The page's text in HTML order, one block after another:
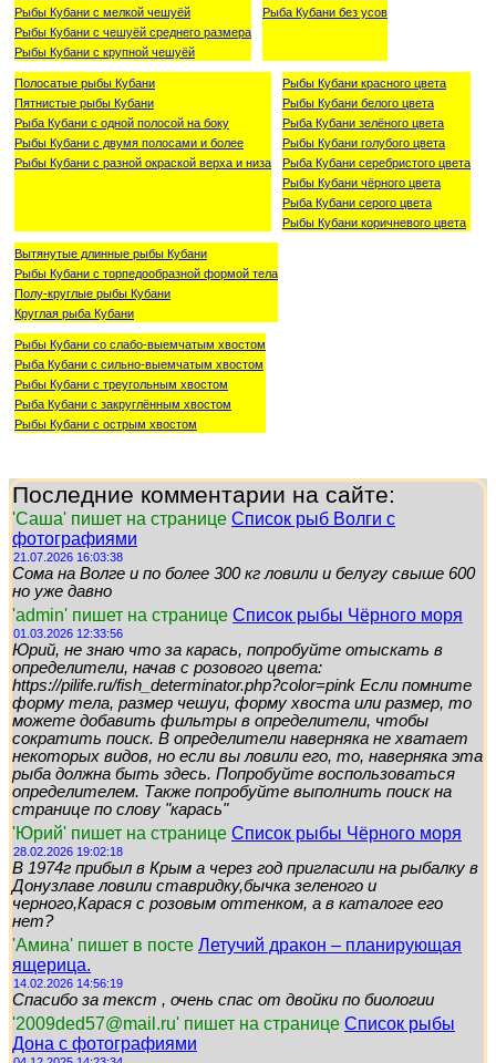
Рыбы Кубани с мелкой чешуёй
Рыбы Кубани с чешуёй среднего размера
Рыбы Кубани с крупной чешуёй
Рыба Кубани без усов
Полосатые рыбы Кубани
Пятнистые рыбы Кубани
Рыба Кубани с одной полосой на боку
Рыбы Кубани с двумя полосами и более
Рыбы Кубани с разной окраской верха и низа
Рыбы Кубани красного цвета
Рыбы Кубани белого цвета
Рыба Кубани зелёного цвета
Рыбы Кубани голубого цвета
Рыба Кубани серебристого цвета
Рыбы Кубани чёрного цвета
Рыба Кубани серого цвета
Рыбы Кубани коричневого цвета
Вытянутые длинные рыбы Кубани
Рыбы Кубани с торпедообразной формой тела
Полу-круглые рыбы Кубани
Круглая рыба Кубани
Рыбы Кубани со слабо-выемчатым хвостом
Рыба Кубани с сильно-выемчатым хвостом
Рыбы Кубани с треугольным хвостом
Рыба Кубани с закруглённым хвостом
Рыбы Кубани с острым хвостом
Последние комментарии на сайте:
'Саша' пишет на странице Список рыб Волги с
фотографиями
21.07.2026 16:03:38
Сома на Волге и по более 300 кг ловили и белугу свыше 600
но уже давно
'admin' пишет на странице Список рыбы Чёрного моря
01.03.2026 12:33:56
Юрий, не знаю что за карась, попробуйте отыскать в
определители, начав с розового цвета:
https://pilife.ru/fish_determinator.php?color=pink Если помните
форму тела, размер чешуи, форму хвоста или размер, то
можете добавить фильтры в определители, чтобы
сократить поиск. В определители наверняка не хватает
некоторых видов, но если вы ловили его, то, наверняка эта
рыба должна быть здесь. Попробуйте воспользоваться
определителем. Также попробуйте выполнить поиск на
странице по слову "карась"
'Юрий' пишет на странице Список рыбы Чёрного моря
28.02.2026 19:02:18
В 1974г прибыл в Крым а через год пригласили на рыбалку в
Донузлаве ловили ставридку,бычка зеленого и
черного,Карася с розовым оттенком, а в каталоге его
нет?
'Амина' пишет в посте Летучий дракон – планирующая
ящерица.
14.02.2026 14:56:19
Спасибо за текст , очень спас от двойки по биологии
'2009ded57@mail.ru' пишет на странице Список рыбы
Дона с фотографиями